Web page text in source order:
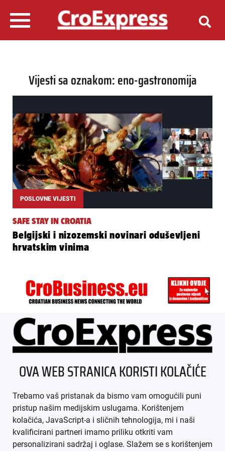
Vijesti sa oznakom: eno-gastronomija
POSLOVNE VIJESTI
SAFE STAY IN CROATIA
Belgijski i nizozemski novinari oduševljeni
hrvatskim vinima
ÜBER UNS
IMPRESSUM
AGB
DATENSCHUTZ
OVA WEB STRANICA KORISTI KOLAČIĆE
Trebamo vaš pristanak da bismo vam omogućili puni
pristup našim medijskim uslugama. Korištenjem
kolačića, JavaScript-a i sličnih tehnologija, mi i naši
kvalificirani partneri imamo priliku otkriti vam
personalizirani sadržaj i oglase. Slažem se s korištenjem